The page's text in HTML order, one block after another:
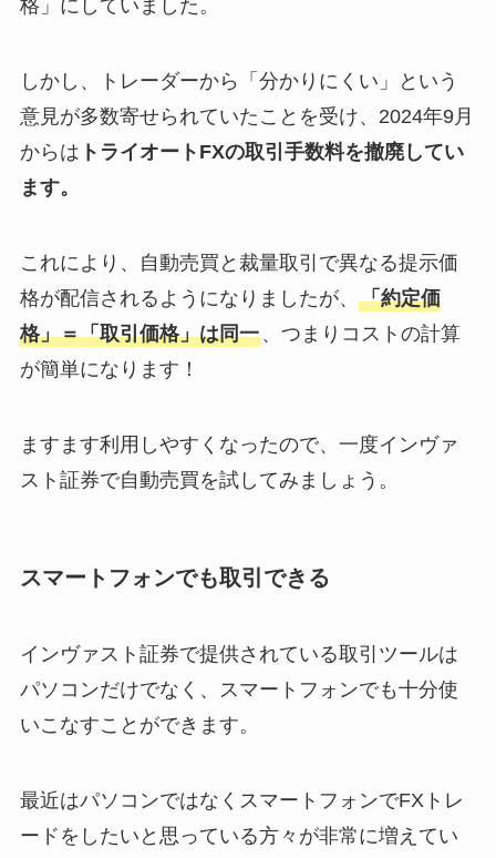
格」にしていました。
しかし、トレーダーから「分かりにくい」という
意見が多数寄せられていたことを受け、2024年9月
からは トライオートFXの取引手数料を撤廃してい
ます。
これにより、自動売買と裁量取引で異なる提示価
格が配信されるようになりましたが、 「約定価
格」＝「取引価格」は同一、つまりコストの計算
が簡単になります！
ますます利用しやすくなったので、一度インヴァ
スト証券で自動売買を試してみましょう。
スマートフォンでも取引できる
インヴァスト証券で提供されている取引ツールは
パソコンだけでなく、スマートフォンでも十分使
いこなすことができます。
最近はパソコンではなくスマートフォンでFXトレ
ードをしたいと思っている方々が非常に増えてい